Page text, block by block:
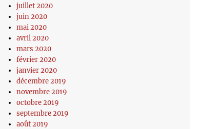
juillet 2020
juin 2020
mai 2020
avril 2020
mars 2020
février 2020
janvier 2020
décembre 2019
novembre 2019
octobre 2019
septembre 2019
août 2019